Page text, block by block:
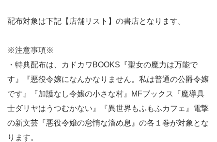
配布対象は下記【店舗リスト】の書店となります。
※注意事項※
・特典配布は、カドカワBOOKS『聖女の魔力は万能で
す』『悪役令嬢になんかなりません。私は普通の公爵令嬢
です』『加護なし令嬢の小さな村』MFブックス『魔導具
士ダリヤはうつむかない』『異世界もふもふカフェ』電撃
の新文芸『悪役令嬢の怠惰な溜め息』の各１巻が対象とな
ります。